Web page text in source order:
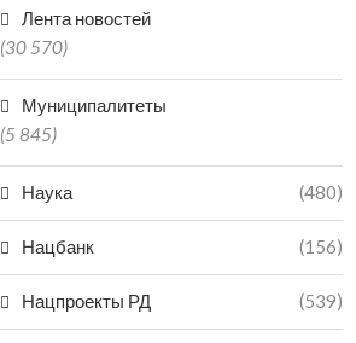
Лента новостей
(30 570)
Муниципалитеты
(5 845)
Наука (480)
Нацбанк (156)
Нацпроекты РД (539)